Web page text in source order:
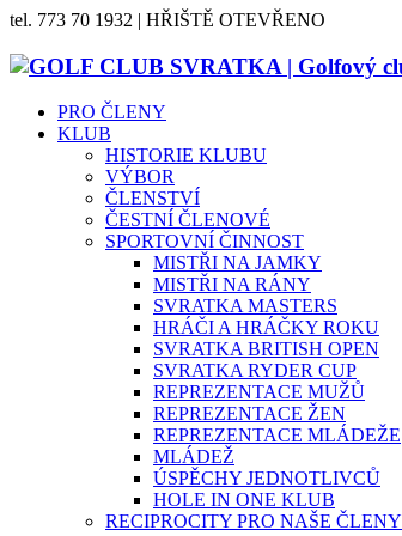
tel. 773 70 1932 | HŘIŠTĚ OTEVŘENO
PRO ČLENY
KLUB
HISTORIE KLUBU
VÝBOR
ČLENSTVÍ
ČESTNÍ ČLENOVÉ
SPORTOVNÍ ČINNOST
MISTŘI NA JAMKY
MISTŘI NA RÁNY
SVRATKA MASTERS
HRÁČI A HRÁČKY ROKU
SVRATKA BRITISH OPEN
SVRATKA RYDER CUP
REPREZENTACE MUŽŮ
REPREZENTACE ŽEN
REPREZENTACE MLÁDEŽE
MLÁDEŽ
ÚSPĚCHY JEDNOTLIVCŮ
HOLE IN ONE KLUB
RECIPROCITY PRO NAŠE ČLENY